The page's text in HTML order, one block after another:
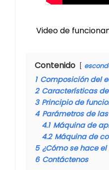
Video de
Contenido
1 Composición del
2 Características
3 Principio de
4 Parámetros de
4.1 Máquina de
4.2 Máquina de
5 ¿Cómo se hace
6 Contáctenos